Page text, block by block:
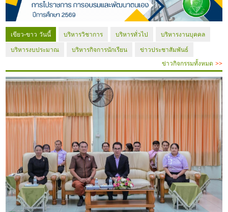
เขียว-ขาว วันนี้ บริหารวิชาการ บริหารทั่วไป
บริหารงานบุคคล
บริหารงบประมาณ
บริหารกิจการนักเรียน
ข่าวประชาสัมพันธ์
ข่าวกิจกรรมทั้งหมด >>